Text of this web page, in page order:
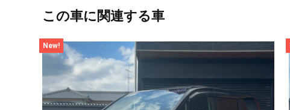
この車に関連する車
New!